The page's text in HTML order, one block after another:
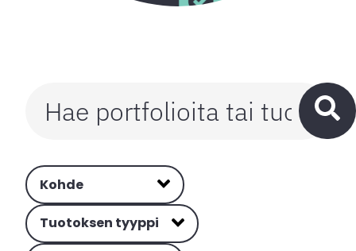
Kohde
Tuotoksen tyyppi